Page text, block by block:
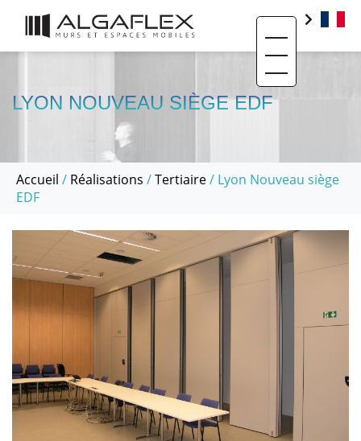
BASE DOCUMENTAIRE
RÉALISATIONS
ACTUALITÉS
Toggle
LYON NOUVEAU SIÈGE EDF
Accueil / Réalisations /Tertiaire/ Lyon Nouveau siège
EDF